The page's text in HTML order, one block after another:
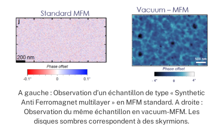
A gauche : Observation d’un échantillon de type « Synthetic
Anti Ferromagnet multilayer » en MFM standard. A droite :
Observation du même échantillon en vacuum-MFM. Les
disques sombres correspondent à des skyrmions.